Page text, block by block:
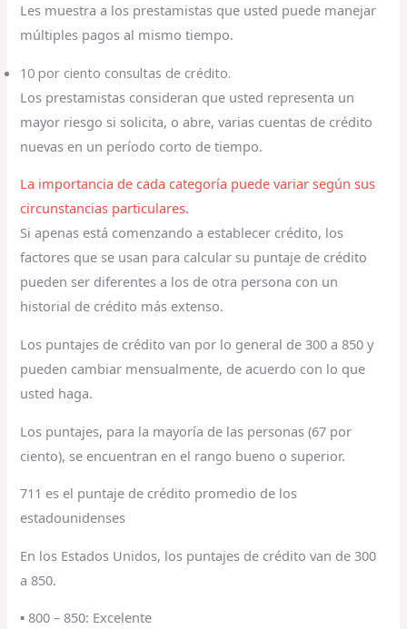
Les muestra a los prestamistas que usted puede manejar
múltiples pagos al mismo tiempo.
10 por ciento consultas de crédito.
Los prestamistas consideran que usted representa un
mayor riesgo si solicita, o abre, varias cuentas de crédito
nuevas en un período corto de tiempo.
La importancia de cada categoría puede variar según sus
circunstancias particulares.
Si apenas está comenzando a establecer crédito, los
factores que se usan para calcular su puntaje de crédito
pueden ser diferentes a los de otra persona con un
historial de crédito más extenso.
Los puntajes de crédito van por lo general de 300 a 850 y
pueden cambiar mensualmente, de acuerdo con lo que
usted haga.
Los puntajes, para la mayoría de las personas (67 por
ciento), se encuentran en el rango bueno o superior.
711 es el puntaje de crédito promedio de los
estadounidenses
En los Estados Unidos, los puntajes de crédito van de 300
a 850.
▪ 800 – 850: Excelente